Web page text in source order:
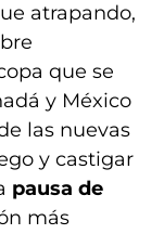
atrapando,
que se
y México
las nuevas
y castigar
pausa de
más